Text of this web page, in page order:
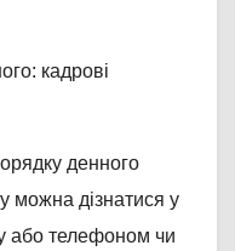
кадрові
денного
можна дізнатися у
або телефоном чи